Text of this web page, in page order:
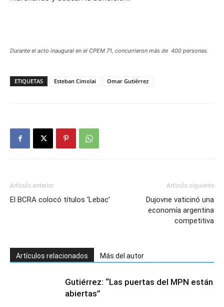
Durante el acto inaugural en el CPEM 71, concurrieron más de 400 personas.
ETIQUETAS Esteban Cimolai Omar Gutiérrez
Artículo anterior
El BCRA colocó títulos ‘Lebac’
Artículo siguiente
Dujovne vaticinó una
economía argentina
competitiva
Artículos relacionados Más del autor
Gutiérrez: “Las puertas del MPN están
abiertas”